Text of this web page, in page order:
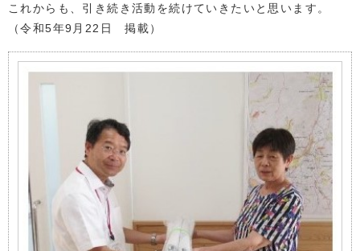
これからも、引き続き活動を続けていきたいと思います。
（令和5年9月22日 掲載）